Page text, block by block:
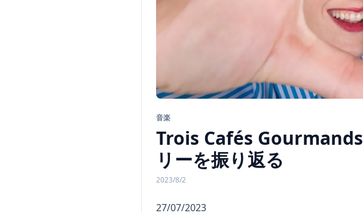
音楽
Trois Cafés
リーを振り返る
2023/8/2
27/07/2023